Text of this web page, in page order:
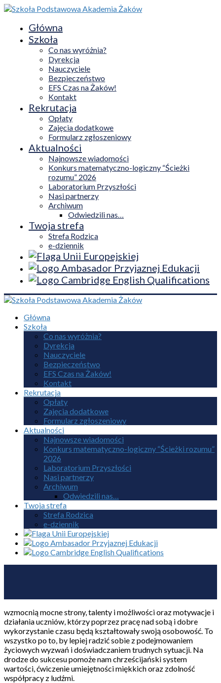
Główna
Szkoła
Co nas wyróżnia?
Dyrekcja
Nauczyciele
Bezpieczeństwo
EFS Czas na Żaków!
Kontakt
Rekrutacja
Opłaty
Zajęcia dodatkowe
Formularz zgłoszeniowy
Aktualności
Najnowsze wiadomości
Konkurs matematyczno-logiczny “Ścieżki
rozumu” 2026
Laboratorium Przyszłości
Nasi partnerzy
Archiwum
Odwiedzili nas…
Twoja strefa
Strefa Rodzica
e-dziennik
Główna
Szkoła
Co nas wyróżnia?
Dyrekcja
Nauczyciele
Bezpieczeństwo
EFS Czas na Żaków!
Kontakt
Rekrutacja
Opłaty
Zajęcia dodatkowe
Formularz zgłoszeniowy
Aktualności
Najnowsze wiadomości
Konkurs matematyczno-logiczny “Ścieżki rozumu”
2026
Laboratorium Przyszłości
Nasi partnerzy
Archiwum
Odwiedzili nas…
Twoja strefa
Strefa Rodzica
e-dziennik
wzmocnią mocne strony, talenty i możliwości oraz motywacje i
działania uczniów, którzy poprzez pracę nad sobą i dobre
wykorzystanie czasu będą kształtowały swoją osobowość. To
wszystko po to, by lepiej radzić sobie z podejmowaniem
życiowych wyzwań i doświadczaniem trudnych sytuacji. Na
drodze do sukcesu pomoże nam chrześcijański system
wartości, ćwiczenie umiejętności miękkich oraz zdolność
współpracy z ludźmi.